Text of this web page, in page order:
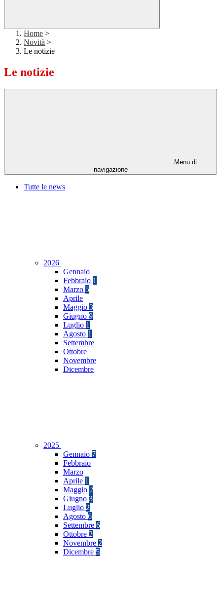
Home >
Novità >
Le notizie
Le notizie
Menu di
navigazione
Tutte le news
2026
Gennaio
Febbraio 1
Marzo 5
Aprile
Maggio 3
Giugno 9
Luglio 1
Agosto 1
Settembre
Ottobre
Novembre
Dicembre
2025
Gennaio 7
Febbraio
Marzo
Aprile 1
Maggio 2
Giugno 3
Luglio 2
Agosto 6
Settembre 6
Ottobre 2
Novembre 2
Dicembre 5